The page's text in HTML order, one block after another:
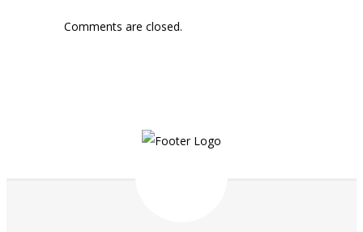
Comments are closed.